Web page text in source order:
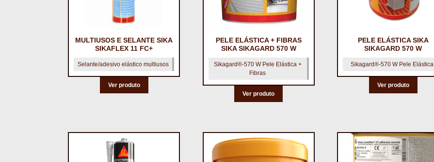
MULTIUSOS E SELANTE SIKA
SIKAFLEX 11 FC+
Selante/adesivo elástico multiusos
Ver produto
PELE ELÁSTICA + FIBRAS
SIKA SIKAGARD 570 W
Sikagard®-570 W Pele Elástica +
Fibras
Ver produto
PELE ELÁSTICA SIKA
SIKAGARD 570 W
Sikagard®-570 W Pele Elástica
Ver produto